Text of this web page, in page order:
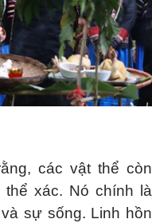
các vật thể còn
thể xác. Nó chính là
sự sống. Linh hồn